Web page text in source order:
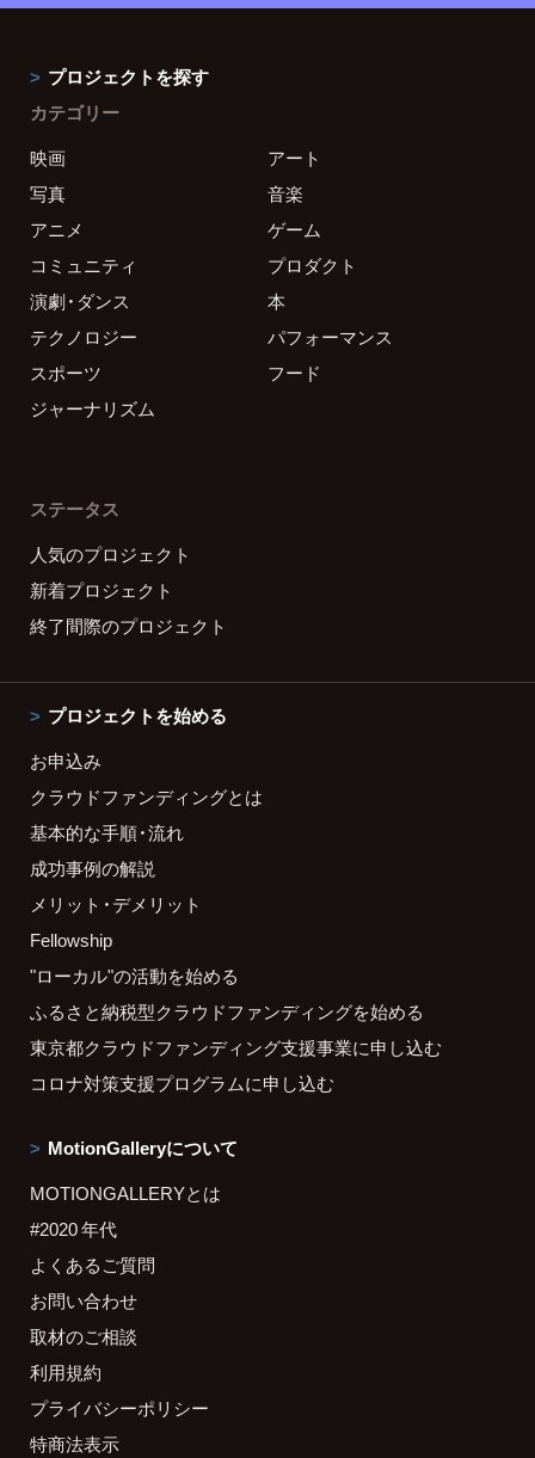
プロジェクトを探す
カテゴリー
映画
アート
写真
音楽
アニメ
ゲーム
コミュニティ
プロダクト
演劇・ダンス
本
テクノロジー
パフォーマンス
スポーツ
フード
ジャーナリズム
ステータス
人気のプロジェクト
新着プロジェクト
終了間際のプロジェクト
プロジェクトを始める
お申込み
クラウドファンディングとは
基本的な手順・流れ
成功事例の解説
メリット・デメリット
Fellowship
"ローカル"の活動を始める
ふるさと納税型クラウドファンディングを始める
東京都クラウドファンディング支援事業に申し込む
コロナ対策支援プログラムに申し込む
MotionGalleryについて
MOTIONGALLERYとは
#2020 年代
よくあるご質問
お問い合わせ
取材のご相談
利用規約
プライバシーポリシー
特商法表示